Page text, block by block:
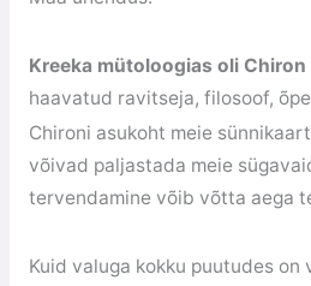
Kreeka mütoloogias oli Chiron
haavatud ravitseja, filosoof,
Chironi asukoht meie
võivad paljastada meie
tervendamine võib võtta aega
Kuid valuga kokku puutudes on